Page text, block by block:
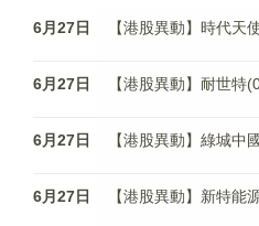
6月27日 【港股異動】時代天
6月27日 【港股異動】耐世特
6月27日 【港股異動】綠城中
6月27日 【港股異動】新特能